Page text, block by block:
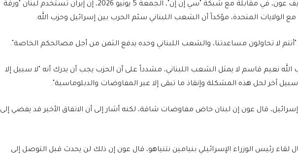
قال الرئيس اللبناني جوزيف عون، في مقابلة مع شبكة "سي إن إن"، الجمعة 5 يونيو 2026، إن إيران تستخدم لبنان "ورقة
الولايات المتحدة، مؤكداً أن الشعب اللبناني سئم الحرب بين إسرائيل وحزب الله.
لا تحاولون مساعدتنا، والشعب اللبناني وحده يدفع الثمن من أجل مصالحكم الخاصة".
نعيم قاسم لا يمثل الشعب اللبناني، مشدداً على أن الحزب يجب أن يدرك أنه "لا سبيل إلا
آخر لحل هذه المشكلة وإنقاذ ما تبقى إلا عبر المفاوضات والدبلوماسية".
قال عون إن لبنان خاض مفاوضات شاقة، لكنه أشار إلى أن الاتفاق الأخير قد يفضي إلى
لقاء رئيس الوزراء الإسرائيلي بنيامين نتنياهو، قال عون إن ذلك لن يحدث قبل التوصل إلى